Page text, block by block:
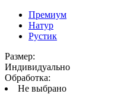
Премиум
Натур
Рустик
Размер:
Индивидуально
Обработка:
Не выбрано